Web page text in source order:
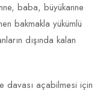
baba, büyükanne
bakmakla yükümlü
dışında kalan
davası açabilmesi için